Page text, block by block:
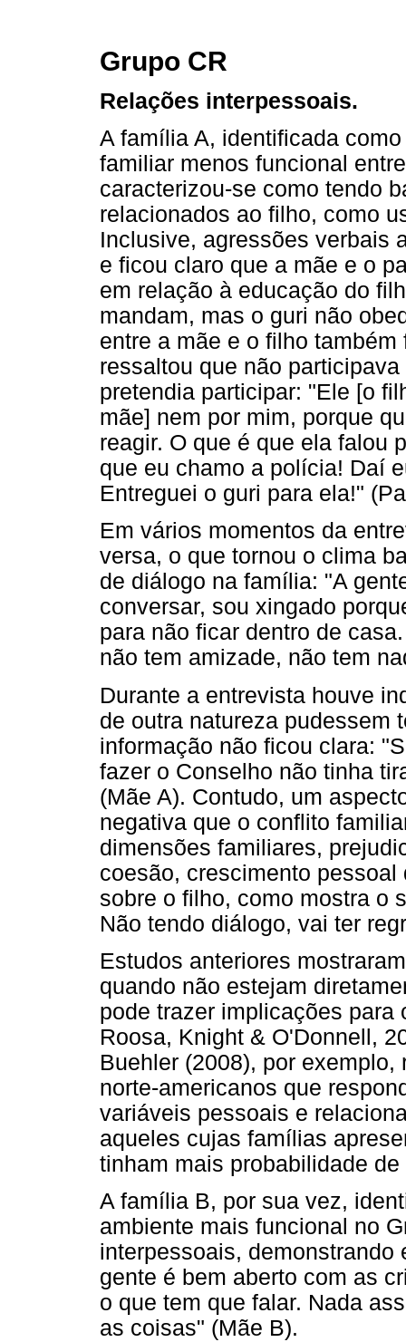
Grupo CR
Relações interpessoais.
A família A, identificada
familiar menos funcional
caracterizou-se como tendo
relacionados ao filho, como
Inclusive, agressões verbais
e ficou claro que a mãe e o
em relação à educação do
mandam, mas o guri não
entre a mãe e o filho
ressaltou que não
pretendia participar: "Ele [o
mãe] nem por mim, porque
reagir. O que é que ela falou
que eu chamo a polícia! Daí
Entreguei o guri para ela!"
Em vários momentos da
versa, o que tornou o clima
de diálogo na família: "A
conversar, sou xingado
para não ficar dentro de
não tem amizade, não tem
Durante a entrevista houve
de outra natureza pudessem
informação não ficou clara:
fazer o Conselho não tinha
(Mãe A). Contudo, um
negativa que o conflito
dimensões familiares,
coesão, crescimento
sobre o filho, como mostra o
Não tendo diálogo, vai ter
Estudos anteriores
quando não estejam
pode trazer implicações para
Roosa, Knight & O'Donnell,
Buehler (2008), por
norte-americanos que
variáveis pessoais e
aqueles cujas famílias
tinham mais probabilidade
A família B, por sua vez,
ambiente mais funcional no
interpessoais,
gente é bem aberto com as
o que tem que falar. Nada
as coisas" (Mãe B).